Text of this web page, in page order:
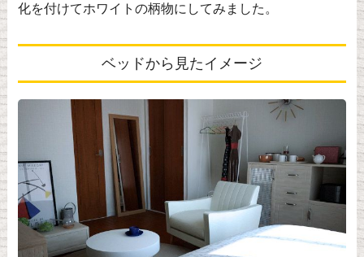
化を付けてホワイトの柄物にしてみました。
ベッドから見たイメージ